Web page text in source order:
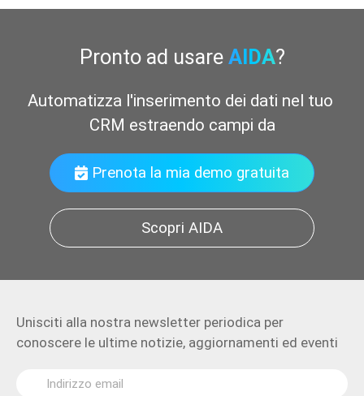
Pronto ad usare AIDA?
Automatizza l'inserimento dei dati nel tuo
CRM estraendo campi dalle e-ma
Prenota la mia demo gratuita
Scopri AIDA
Unisciti alla nostra newsletter periodica per
conoscere le ultime notizie, aggiornamenti ed eventi